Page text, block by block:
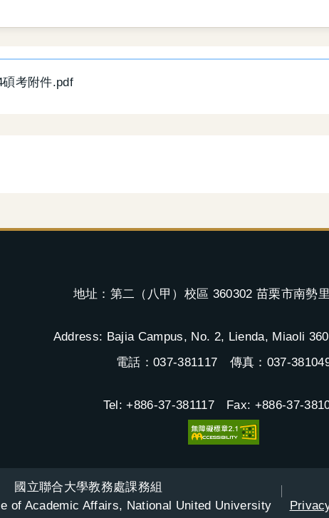
碩考附件.pdf
地址：第二（八甲）校區 360302 苗栗市南勢
Address: Bajia Campus, No. 2, Lienda, Miaoli
電話：037-381117 傳真：037-
Tel: +886-37-381117 Fax: +886-37-
國立聯合大學教務處課務組
of Academic Affairs, National United University